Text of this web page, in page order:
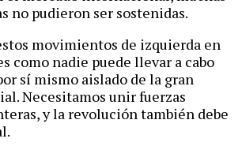
no pudieron ser sostenidas.
movimientos de izquierda en
como nadie puede llevar a cabo
sí mismo aislado de la gran
Necesitamos unir fuerzas
y la revolución también debe